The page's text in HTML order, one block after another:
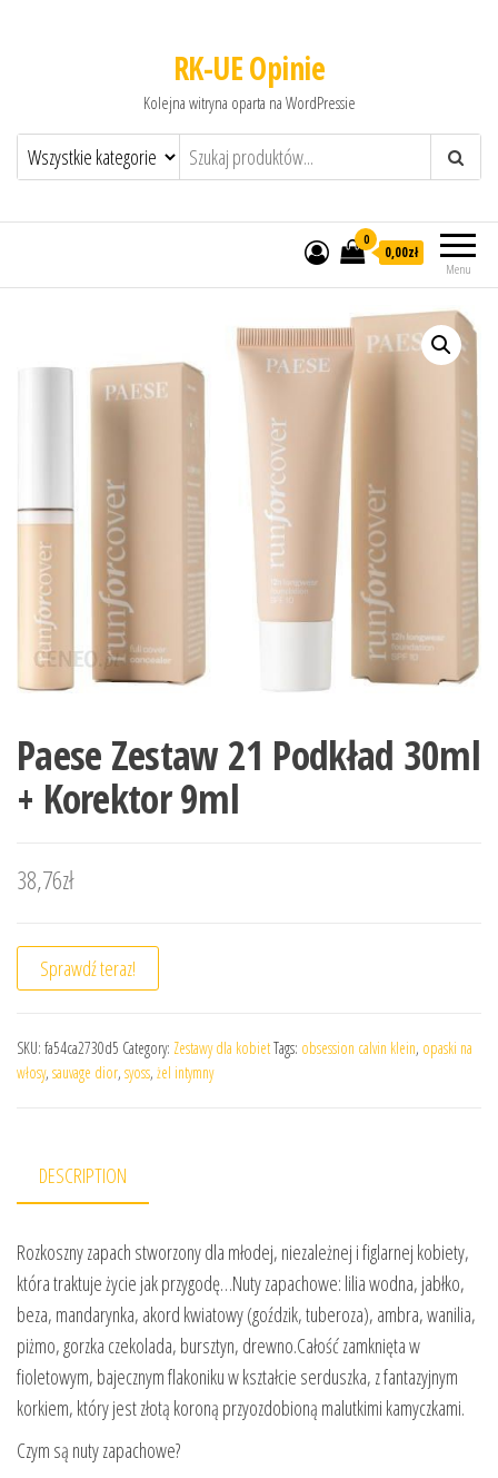
RK-UE Opinie
Kolejna witryna oparta na WordPressie
Menu
0
0,00zł
Paese Zestaw 21 Podkład 30ml
+ Korektor 9ml
38,76zł
Sprawdź teraz!
SKU: fa54ca2730d5 Category: Zestawy dla kobietTags: obsession calvin klein, opaski na
włosy, sauvage dior, syoss, żel intymny
DESCRIPTION
Rozkoszny zapach stworzony dla młodej, niezależnej i figlarnej kobiety,
która traktuje życie jak przygodę…Nuty zapachowe: lilia wodna, jabłko,
beza, mandarynka, akord kwiatowy (goździk, tuberoza), ambra, wanilia,
piżmo, gorzka czekolada, bursztyn, drewno.Całość zamknięta w
fioletowym, bajecznym flakoniku w kształcie serduszka, z fantazyjnym
korkiem, który jest złotą koroną przyozdobioną malutkimi kamyczkami.
Czym są nuty zapachowe?